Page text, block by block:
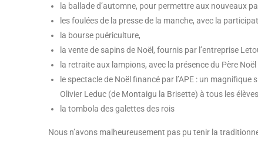
la ballade d’automne, pour permettre aux nouveaux
les foulées de la presse de la manche, avec la
la bourse puériculture,
la vente de sapins de Noël, fournis par l’entreprise
la retraite aux lampions, avec la présence du Père Noël
le spectacle de Noël financé par l’APE : un
Olivier Leduc (de Montaigu la Brisette) à tous les
la tombola des galettes des rois
Nous n’avons malheureusement pas pu tenir la